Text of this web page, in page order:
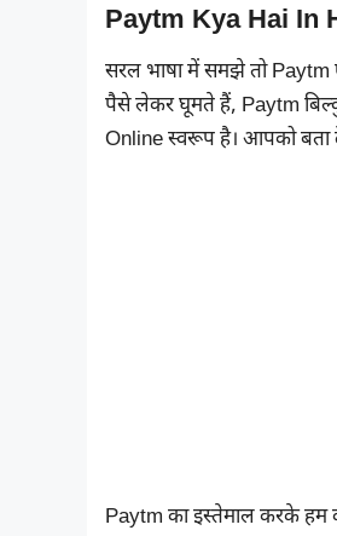
Paytm Kya Hai In
सरल भाषा में समझे तो
पैसे लेकर घूमते हैं, Paytm
Online स्वरूप है। आपको बता
Paytm का इस्तेमाल करके